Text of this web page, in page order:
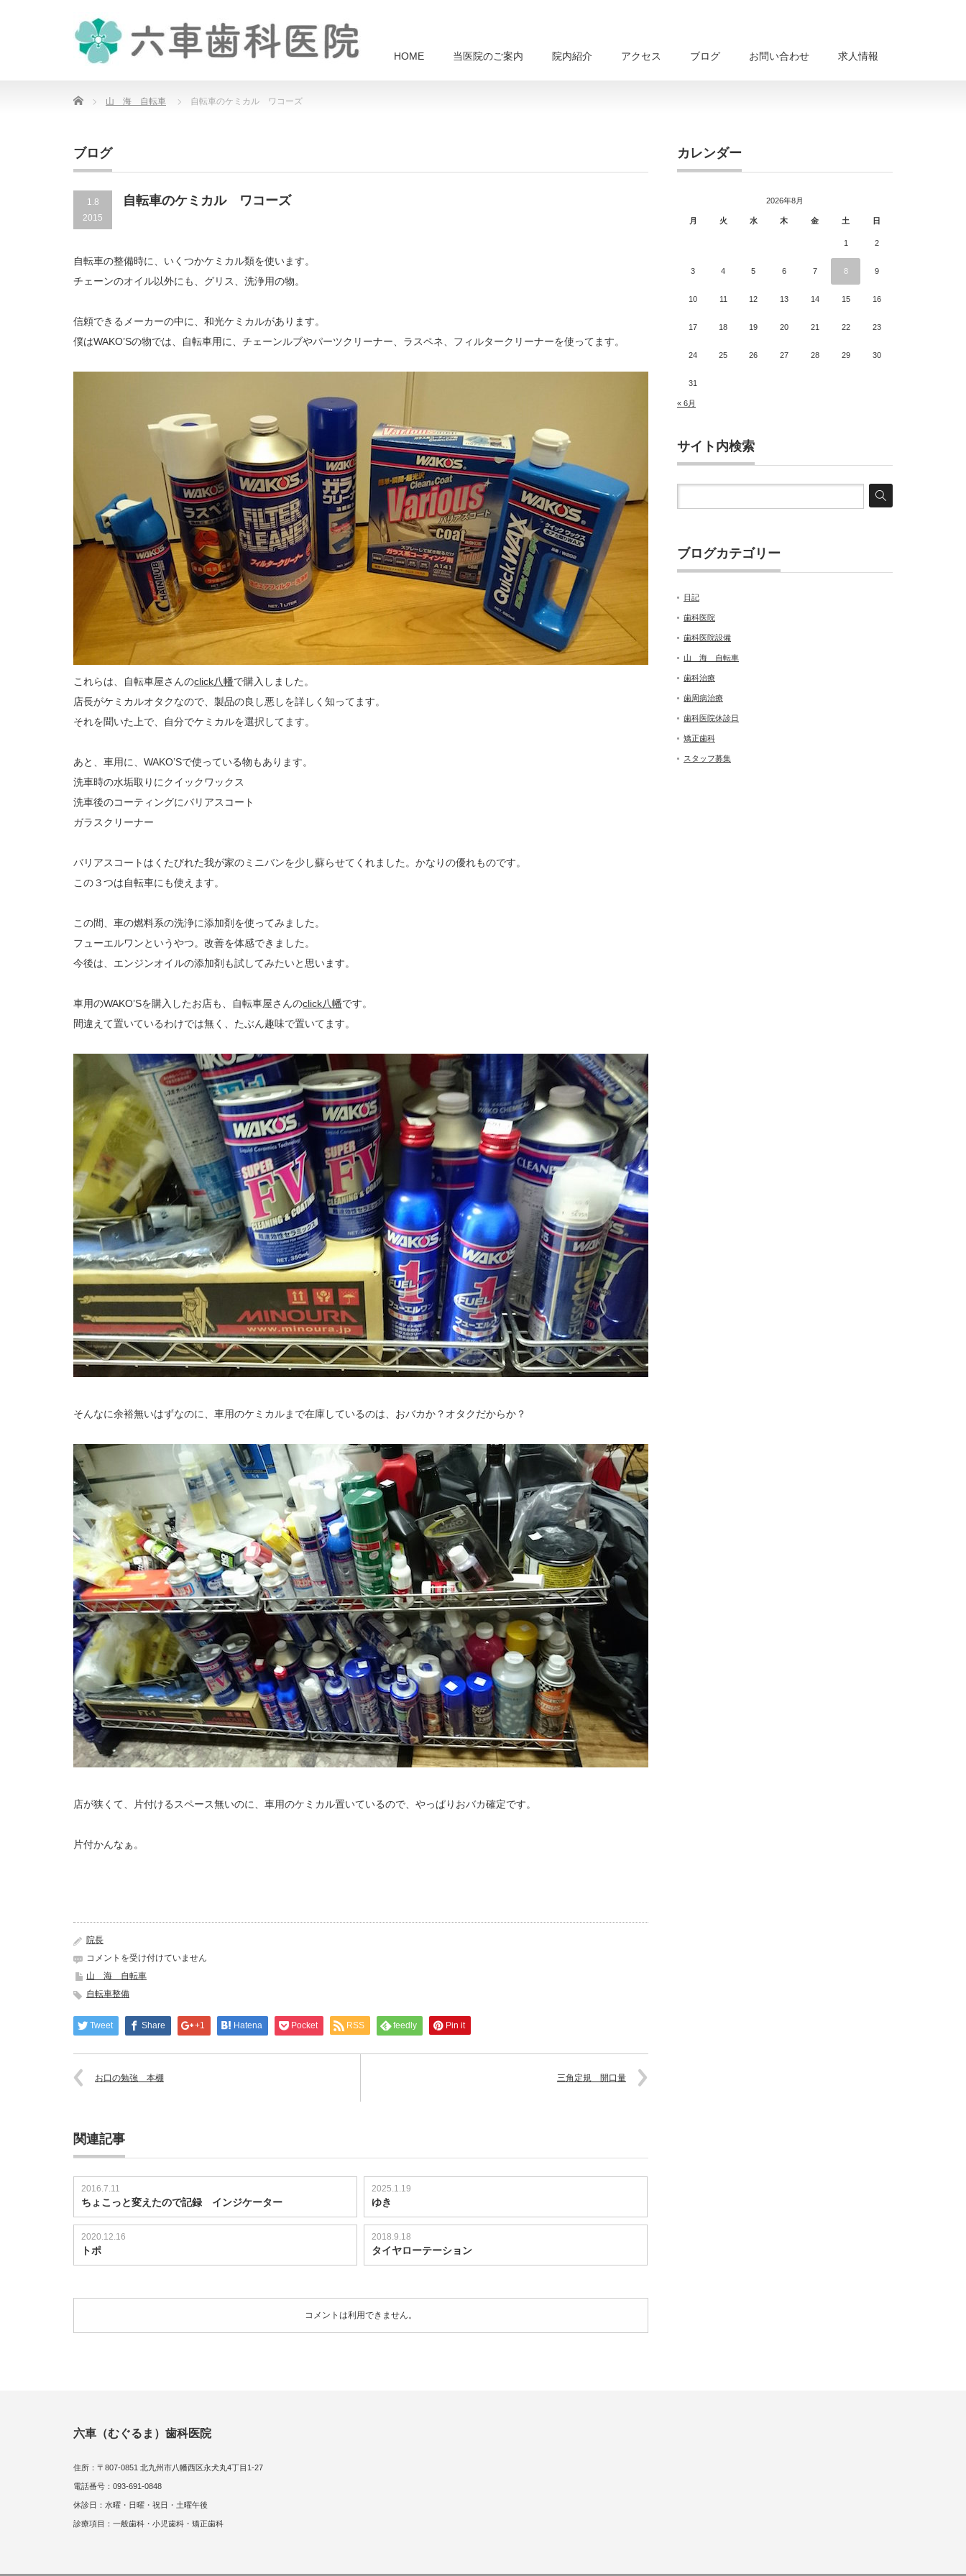
HOME 当医院のご案内 院内紹介 アクセス ブログ お問い合わせ 求人情報
Home 山 海 自転車 自転車のケミカル ワコーズ
ブログ
1.8
2015
自転車のケミカル ワコーズ
自転車の整備時に、いくつかケミカル類を使います。
チェーンのオイル以外にも、グリス、洗浄用の物。
信頼できるメーカーの中に、和光ケミカルがあります。
僕はWAKO’Sの物では、自転車用に、チェーンルブやパーツクリーナー、ラスペネ、フィルタークリーナーを使ってます。
これらは、自転車屋さんのclick八幡で購入しました。
店長がケミカルオタクなので、製品の良し悪しを詳しく知ってます。
それを聞いた上で、自分でケミカルを選択してます。
あと、車用に、WAKO’Sで使っている物もあります。
洗車時の水垢取りにクイックワックス
洗車後のコーティングにバリアスコート
ガラスクリーナー
バリアスコートはくたびれた我が家のミニバンを少し蘇らせてくれました。かなりの優れものです。
この３つは自転車にも使えます。
この間、車の燃料系の洗浄に添加剤を使ってみました。
フューエルワンというやつ。改善を体感できました。
今後は、エンジンオイルの添加剤も試してみたいと思います。
車用のWAKO’Sを購入したお店も、自転車屋さんのclick八幡です。
間違えて置いているわけでは無く、たぶん趣味で置いてます。
そんなに余裕無いはずなのに、車用のケミカルまで在庫しているのは、おバカか？オタクだからか？
店が狭くて、片付けるスペース無いのに、車用のケミカル置いているので、やっぱりおバカ確定です。
片付かんなぁ。
院長
自
転
の
ミ
ル
コメントを受け付けていません
山 海 自転車
自転車整備
Tweet Share +1 Hatena Pocket RSS feedly Pin it
お口の勉強 本棚 三角定規 開口量
関連記事
2016.7.11
ちょこっと変えたので記録 インジケーター
2025.1.19
ゆき
2020.12.16
トポ
2018.9.18
タイヤローテーション
コメントは利用できません。
カレンダー
2026年8月
月 火 水 木 金 土 日
1 2
3 4 5 6 7 8 9
10 11 12 13 14 15 16
17 18 19 20 21 22 23
24 25 26 27 28 29 30
31
« 6月
サイト内検索
ブログカテゴリー
日記
歯科医院
歯科医院設備
山 海 自転車
歯科治療
歯周病治療
歯科医院休診日
矯正歯科
スタッフ募集
六車（むぐるま）歯科医院
住所：〒807-0851 北九州市八幡西区永犬丸4丁目1-27
電話番号：093-691-0848
休診日：水曜・日曜・祝日・土曜午後
診療項目：一般歯科・小児歯科・矯正歯科